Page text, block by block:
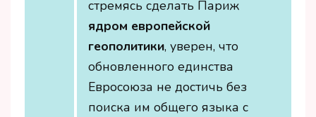
стремясь сделать Париж
ядром европейской
геополитики, уверен, что
обновленного единства
Евросоюза не достичь без
поиска им общего языка с